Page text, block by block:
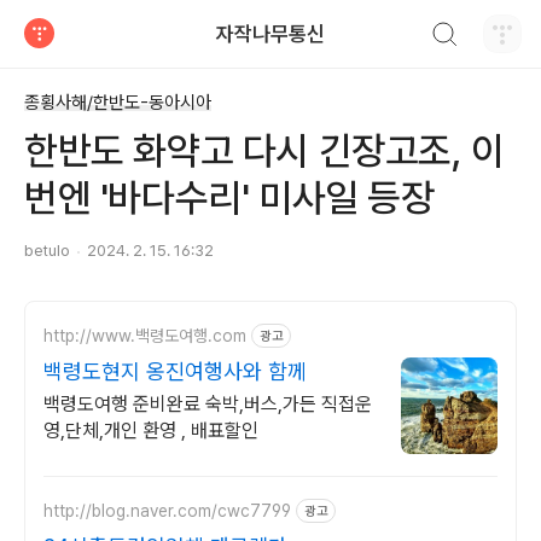
자작나무통신
종횡사해/한반도-동아시아
한반도 화약고 다시 긴장고조, 이
번엔 '바다수리' 미사일 등장
betulo 2024. 2. 15. 16:32
http://www.백령도여행.com 광고
백령도현지 옹진여행사와 함께
백령도여행 준비완료 숙박,버스,가든 직접운
영,단체,개인 환영 , 배표할인
http://blog.naver.com/cwc7799 광고